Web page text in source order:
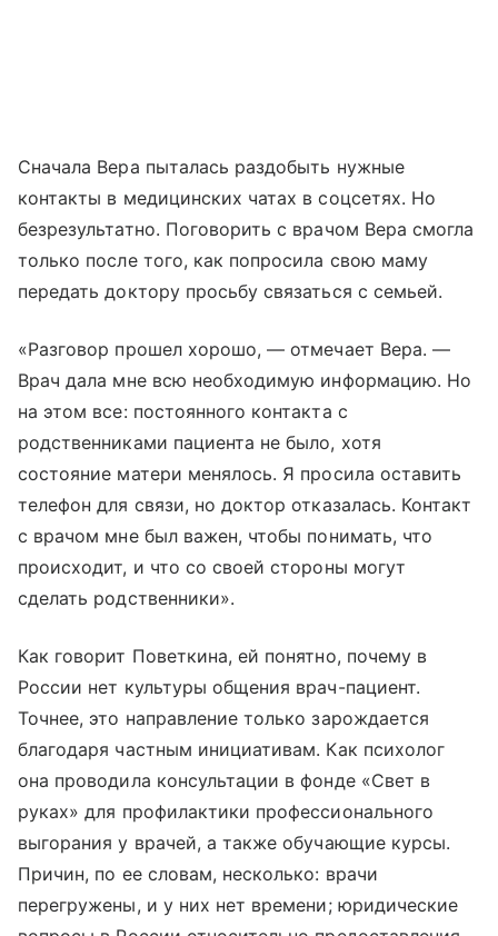
Сначала Вера пыталась раздобыть нужные
контакты в медицинских чатах в соцсетях. Но
безрезультатно. Поговорить с врачом Вера смогла
только после того, как попросила свою маму
передать доктору просьбу связаться с семьей.
«Разговор прошел хорошо, — отмечает Вера. —
Врач дала мне всю необходимую информацию. Но
на этом все: постоянного контакта с
родственниками пациента не было, хотя
состояние матери менялось. Я просила оставить
телефон для связи, но доктор отказалась. Контакт
с врачом мне был важен, чтобы понимать, что
происходит, и что со своей стороны могут
сделать родственники».
Как говорит Поветкина, ей понятно, почему в
России нет культуры общения врач-пациент.
Точнее, это направление только зарождается
благодаря частным инициативам. Как психолог
она проводила консультации в фонде «Свет в
руках» для профилактики профессионального
выгорания у врачей, а также обучающие курсы.
Причин, по ее словам, несколько: врачи
перегружены, и у них нет времени; юридические